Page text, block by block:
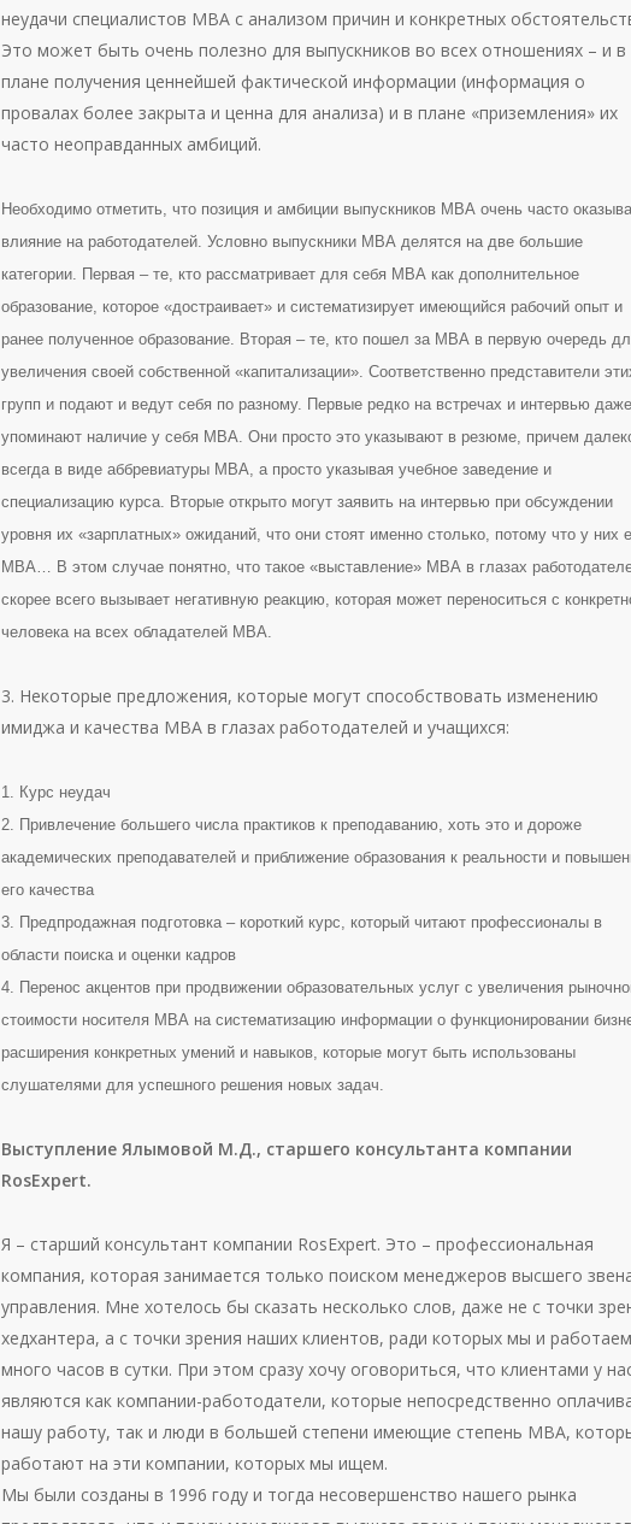
неудачи специалистов МВА с анализом причин и конкретных
Это может быть очень полезно для выпускников во всех отношениях – и в
плане получения ценнейшей фактической информации (информация о
провалах более закрыта и ценна для анализа) и в плане «приземления» их
часто неоправданных амбиций.
Необходимо отметить, что позиция и амбиции выпускников МВА очень часто
влияние на работодателей. Условно выпускники МВА делятся на две большие
категории. Первая – те, кто рассматривает для себя МВА как дополнительное
образование, которое «достраивает» и систематизирует имеющийся рабочий опыт и
ранее полученное образование. Вторая – те, кто пошел за МВА в первую очередь
увеличения своей собственной «капитализации». Соответственно представители
групп и подают и ведут себя по разному. Первые редко на встречах и интервью даже
упоминают наличие у себя МВА. Они просто это указывают в резюме, причем
всегда в виде аббревиатуры МВА, а просто указывая учебное заведение и
специализацию курса. Вторые открыто могут заявить на интервью при обсуждении
уровня их «зарплатных» ожиданий, что они стоят именно столько, потому что у них
МВА… В этом случае понятно, что такое «выставление» МВА в глазах
скорее всего вызывает негативную реакцию, которая может переноситься с
человека на всех обладателей МВА.
3. Некоторые предложения, которые могут способствовать изменению
имиджа и качества МВА в глазах работодателей и учащихся:
1. Курс неудач
2. Привлечение большего числа практиков к преподаванию, хоть это и дороже
академических преподавателей и приближение образования к реальности и
его качества
3. Предпродажная подготовка – короткий курс, который читают профессионалы в
области поиска и оценки кадров
4. Перенос акцентов при продвижении образовательных услуг с увеличения
стоимости носителя МВА на систематизацию информации о функционировании
расширения конкретных умений и навыков, которые могут быть использованы
слушателями для успешного решения новых задач.
Выступление Ялымовой М.Д., старшего консультанта компании
RosExpert.
Я – старший консультант компании RosExpert. Это – профессиональная
компания, которая занимается только поиском менеджеров высшего
управления. Мне хотелось бы сказать несколько слов, даже не с точки
хедхантера, а с точки зрения наших клиентов, ради которых мы и
много часов в сутки. При этом сразу хочу оговориться, что клиентами у
являются как компании-работодатели, которые непосредственно
нашу работу, так и люди в большей степени имеющие степень МВА,
работают на эти компании, которых мы ищем.
Мы были созданы в 1996 году и тогда несовершенство нашего рынка